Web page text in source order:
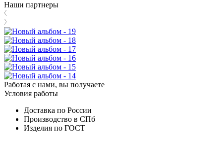
Наши партнеры
Работая с нами, вы получаете
Условия работы
Доставка по России
Производство в СПб
Изделия по ГОСТ